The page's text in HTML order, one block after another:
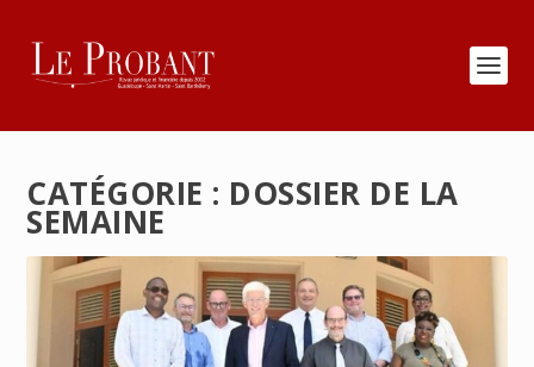
CATÉGORIE : DOSSIER DE LA
SEMAINE